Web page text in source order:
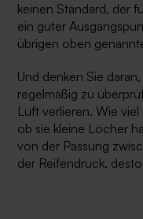
keinen Standard, der
ein guter
übrigen oben
Und denken Sie
regelmäßig zu
Luft verlieren. Wie
ob sie kleine Löcher
von der Passung
der Reifendruck,